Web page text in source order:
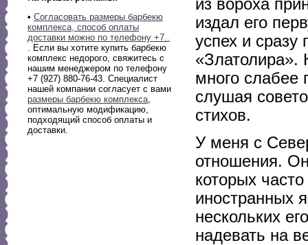
• Согласовать размеры барбекю
комплекса, способ оплаты
доставки можно по телефону +7..
. Если вы хотите купить барбекю
комплекс недорого, свяжитесь с
нашим менеджером по телефону
+7 (927) 880-76-43. Специалист
нашей компании согласует с вами
размеры барбекю комплекса,
оптимальную модификацию,
подходящий способ оплаты и
доставки.
из вороха
издал его
успех и
«Златолира».
много слабее
слушая
стихов.
У меня с
отношения.
которых
иностранных
нескольких
надевать на